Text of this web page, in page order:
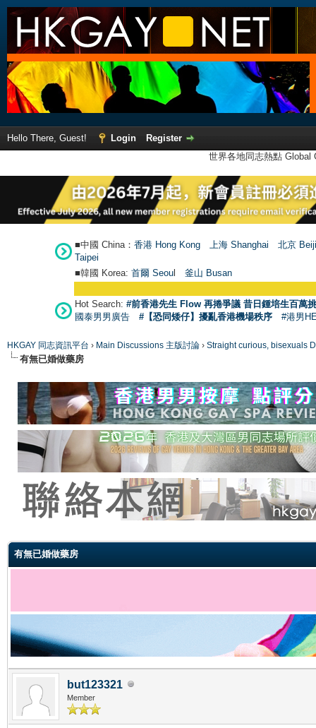
Hello There, Guest! Login
Register
世界各地同志熱點
■中國 China： 香港 Hong Kong 上海 Shanghai
北京
Taipei
■韓國 Korea: 首爾 Seoul 釜山 Busan
Hot Search: #前香港先生 Flow 再捲爭議 昔日鍾培生百萬
國泰男男廣告
#【恐同矮仔】擾亂香港機場秩序 #港男
HKGAY 同志資訊平台 › Main Discussions 主版討論 › Straight curious, bisexuals
有無已婚做藥房
有無已婚做藥房
but123321
Member